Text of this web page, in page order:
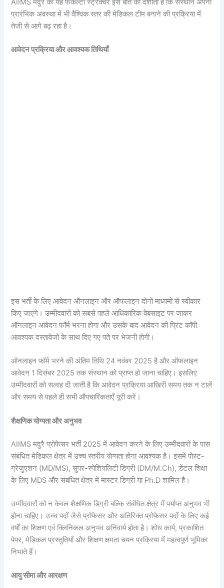
AIIMS मदुरै का यह फैकल्टी स्ट्रक्चर इस बात को दर्शाता है कि संस्थान अपनी
प्रारंभिक अवस्था में भी वैश्विक स्तर की मेडिकल टीम बनाने की प्रक्रिया में
तेजी से आगे बढ़ रहा है।
आवेदन प्रक्रिया और आवश्यक तिथियाँ
इस भर्ती के लिए आवेदन ऑनलाइन और ऑफलाइन दोनों माध्यमों से स्वीकार
किए जाएंगे। उम्मीदवारों को सबसे पहले आधिकारिक वेबसाइट पर जाकर
ऑनलाइन आवेदन फॉर्म भरना होगा और उसके बाद आवेदन की प्रिंट कॉपी
आवश्यक दस्तावेजों के साथ दिए गए पते पर भेजनी होगी।
ऑनलाइन फॉर्म भरने की अंतिम तिथि 24 नवंबर 2025 है और ऑफलाइन
आवेदन 1 दिसंबर 2025 तक संस्थान को प्राप्त हो जाना चाहिए। इसलिए
उम्मीदवारों को सलाह दी जाती है कि आवेदन प्रक्रिया आखिरी समय तक न टालें
और समय से पहले ही सभी औपचारिकताएँ पूरी करें।
शैक्षणिक योग्यता और अनुभव
AIIMS मदुरै प्रोफेसर भर्ती 2025 में आवेदन करने के लिए उम्मीदवारों के पास
संबंधित मेडिकल क्षेत्र में उच्च स्तरीय योग्यता होना आवश्यक है। इसमें पोस्ट-
ग्रेजुएशन (MD/MS), सुपर-स्पेशियलिटी डिग्री (DM/M.Ch), डेंटल शिक्षा
के लिए MDS और संबंधित क्षेत्र में मास्टर डिग्री या Ph.D शामिल है।
उम्मीदवारों को न केवल शैक्षणिक डिग्री बल्कि संबंधित क्षेत्र में पर्याप्त अनुभव भी
होना चाहिए। उच्च पदों जैसे प्रोफेसर और अतिरिक्त प्रोफेसर पदों के लिए कई
वर्षों का शिक्षण एवं क्लिनिकल अनुभव अनिवार्य होता है। शोध कार्य, प्रकाशित
पेपर, मेडिकल प्रस्तुतियाँ और शिक्षण क्षमता चयन प्रक्रिया में महत्वपूर्ण भूमिका
निभाते हैं।
आयु सीमा और आरक्षण